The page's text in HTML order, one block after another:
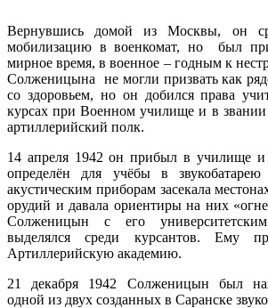
Вернувшись домой из Москвы, он
мобилизацию в военкомат, но был
мирное время, в военное – годным к
Солженицына не могли призвать как
со здоровьем, но он добился права
курсах при Военном училище и в звании
артиллерийский полк.
14 апреля 1942 он прибыл в училище и
определён для учёбы в
акустическим приборам засекала
орудий и давала ориентиры на них
Солженицын с его
выделялся среди курсантов. Ему
Артиллерийскую академию.
21 декабря 1942 Солженицын был
одной из двух созданных в Саранске